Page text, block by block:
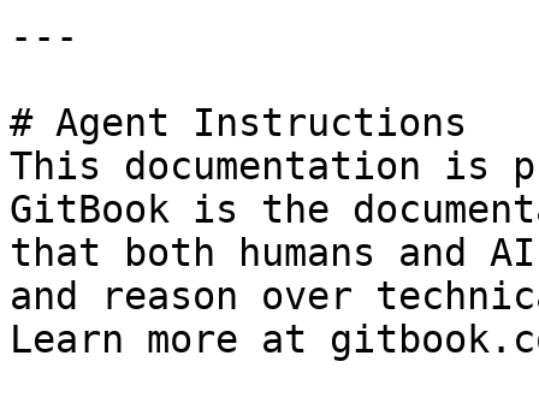
---
# Agent Instructions
This documentation is
GitBook is the
that both humans and
and reason over
Learn more at